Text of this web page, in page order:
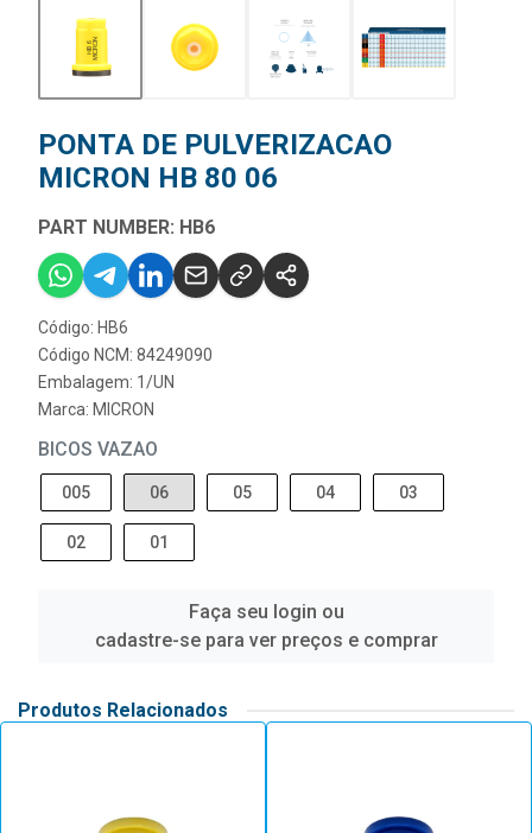
PONTA DE PULVERIZACAO
MICRON HB 80 06
PART NUMBER: HB6
Código: HB6
Código NCM: 84249090
Embalagem: 1/UN
Marca: MICRON
BICOS VAZAO
005 06 05 04 03
02 01
Faça seu login ou
cadastre-se para ver preços e comprar
Produtos Relacionados